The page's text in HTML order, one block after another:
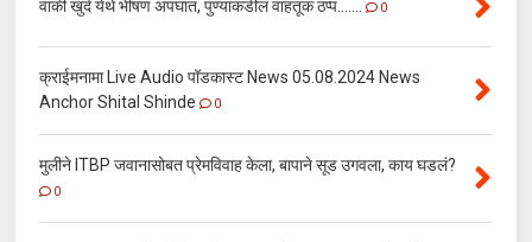
वाकी खुर्द येथे भीषण अपघात, पुण्याकडील वाहतूक ठप्प....... 0
क्राईमनामा Live Audio पॉडकास्ट News 05.08.2024 News
Anchor Shital Shinde
0
मुलीने ITBP जवानासोबत प्रेमविवाह केला, बापाने सूड उगवला, काय घडलं?
0